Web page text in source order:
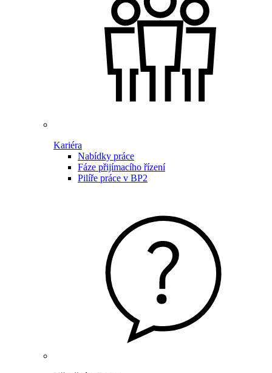
Kariéra
Nabídky práce
Fáze přijímacího řízení
Pilíře práce v BP2